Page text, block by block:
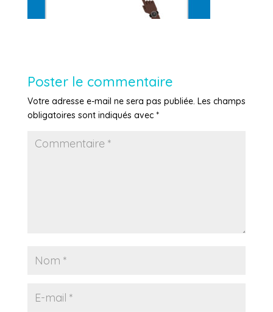
Poster le commentaire
Votre adresse e-mail ne sera pas publiée. Les champs
obligatoires sont indiqués avec *